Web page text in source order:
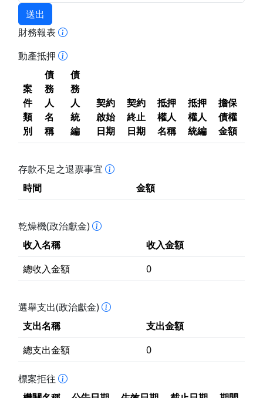
送出
財務報表
動產抵押
案
件
類
別
債
務
人
名
稱
債
務
人
統
編
契約
啟始
日期
契約
終止
日期
抵押
權人
名稱
抵押
權人
統編
擔保
債權
金額
存款不足之退票事宜
時間
金額
乾燥機(政治獻金)
收入名稱
收入金額
總收入金額
0
選舉支出(政治獻金)
支出名稱
支出金額
總支出金額
0
標案拒往